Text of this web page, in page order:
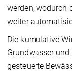
werden, wodurch
weiter
Die kumulative
Grundwasser
gesteuerte